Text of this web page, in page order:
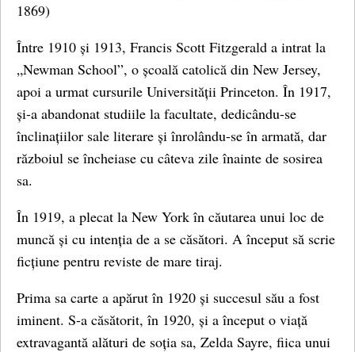
1869)
Între 1910 și 1913, Francis Scott Fitzgerald a intrat la
„Newman School”, o școală catolică din New Jersey,
apoi a urmat cursurile Universității Princeton. În 1917,
și-a abandonat studiile la facultate, dedicându-se
înclinațiilor sale literare și înrolându-se în armată, dar
războiul se încheiase cu câteva zile înainte de sosirea
sa.
În 1919, a plecat la New York în căutarea unui loc de
muncă și cu intenția de a se căsători. A început să scrie
ficțiune pentru reviste de mare tiraj.
Prima sa carte a apărut în 1920 și succesul său a fost
iminent. S-a căsătorit, în 1920, și a început o viață
extravagantă alături de soția sa, Zelda Sayre, fiica unui